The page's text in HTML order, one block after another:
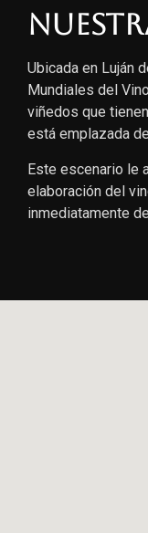
Ubicada en Luján
Mundiales del
viñedos que
está emplazada
Este escenario le
elaboración del
inmediatamente